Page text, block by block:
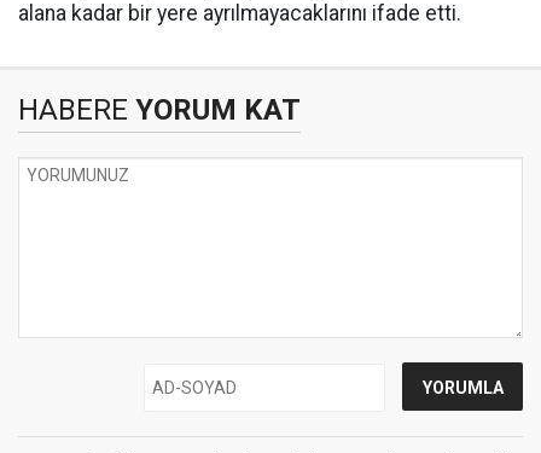
alana kadar bir yere ayrılmayacaklarını ifade etti.
HABERE YORUM KAT